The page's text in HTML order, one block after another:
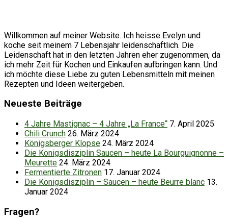
Willkommen auf meiner Website. Ich heisse Evelyn und
koche seit meinem 7 Lebensjahr leidenschaftlich. Die
Leidenschaft hat in den letzten Jahren eher zugenommen, da
ich mehr Zeit für Kochen und Einkaufen aufbringen kann. Und
ich möchte diese Liebe zu guten Lebensmitteln mit meinen
Rezepten und Ideen weitergeben.
Neueste Beiträge
4 Jahre Mastignac – 4 Jahre „La France“ 7. April 2025
Chili Crunch 26. März 2024
Königsberger Klopse 24. März 2024
Die Königsdisziplin Saucen – heute La Bourguignonne –
Meurette 24. März 2024
Fermentierte Zitronen 17. Januar 2024
Die Königsdisziplin – Saucen – heute Beurre blanc 13.
Januar 2024
Fragen?